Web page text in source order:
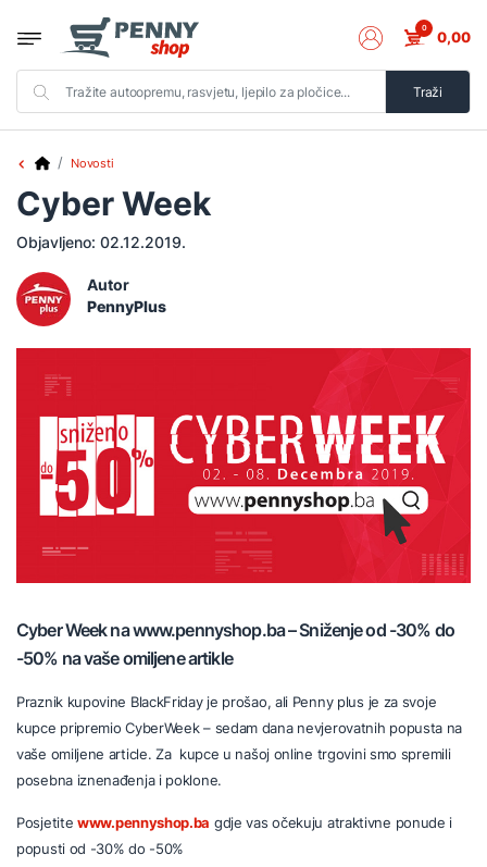
Traži
0 0,00
Novosti
Cyber Week
Objavljeno: 02.12.2019.
Autor
PennyPlus
Cyber Week na www.pennyshop.ba – Sniženje od -30% do
-50% na vaše omiljene artikle
Praznik kupovine BlackFriday je prošao, ali Penny plus je za svoje
kupce pripremio CyberWeek – sedam dana nevjerovatnih popusta na
vaše omiljene article. Za kupce u našoj online trgovini smo spremili
posebna iznenađenja i poklone.
Posjetite www.pennyshop.ba gdje vas očekuju atraktivne ponude i
popusti od -30% do -50%